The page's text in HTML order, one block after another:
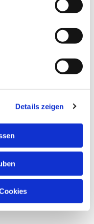
Details zeigen
interessieren